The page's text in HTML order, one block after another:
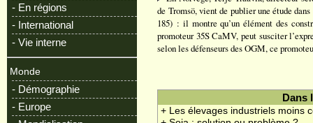
- En régions
- International
- Vie interne
Monde
- Démographie
- Europe
de Tromsö, vient de publier une étude
185) : il montre qu’un élément des
promoteur 35S CaMV, peut susciter
selon les défenseurs des OGM, ce
Dans
+ Les élevages industriels moins